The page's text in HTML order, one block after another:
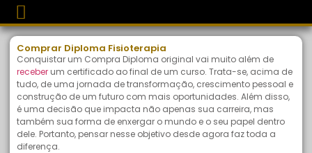
Comprar Diploma Fisioterapia
Conquistar um Compra Diploma original vai muito além de
receber um certificado ao final de um curso. Trata-se, acima de
tudo, de uma jornada de transformação, crescimento pessoal e
construção de um futuro com mais oportunidades. Além disso,
é uma decisão que impacta não apenas sua carreira, mas
também sua forma de enxergar o mundo e o seu papel dentro
dele. Portanto, pensar nesse objetivo desde agora faz toda a
diferença.